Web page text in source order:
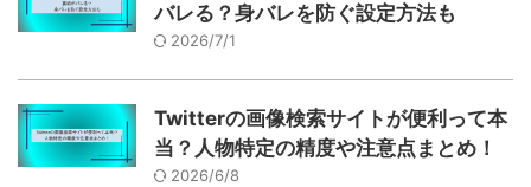
バレる？身バレを防ぐ設定方法も
2026/7/1
Twitterの画像検索サイトが便利って本
当？人物特定の精度や注意点まとめ！
2026/6/8